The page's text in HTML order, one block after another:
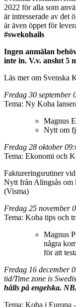
2022 för alla som
är intresserade av det
är även öppet för
#swekohails
Ingen anmälan
inte in. V.v. anslut 5
Läs mer om Svenska
Fredag 30 september
Tema: Ny Koha
Magnus
Nytt om
Fredag 28 oktober
Tema: Ekonomi och
Faktureringsrutiner
Nytt från Alingsås
(Visma)
Fredag 25 november
Tema: Koha tips och
Magnus
några
för att
Fredag 16 december
tid/Time zone is
hålls på engelska.
Tema: Koha i Europa